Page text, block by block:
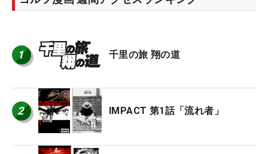
1 千里の旅 翔の道
2 IMPACT 第1話「流れ者」